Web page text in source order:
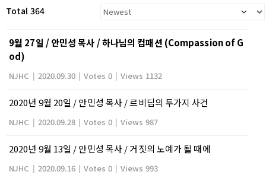
Total 364
9월 27일 / 안민성 목사 / 하나님의 컴패션 (Compassion of G
od)
NJHC | 2020.09.30 | Votes 0 | Views 1132
2020년 9월 20일 / 안민성 목사 / 르비딤의 두가지 사건
NJHC | 2020.09.28 | Votes 0 | Views 987
2020년 9월 13일 / 안민성 목사 / 거짓의 노예가 될 때에
NJHC | 2020.09.16 | Votes 0 | Views 993